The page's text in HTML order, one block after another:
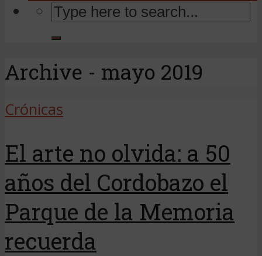
Archive - mayo 2019
Crónicas
El arte no olvida: a 50
años del Cordobazo el
Parque de la Memoria
recuerda